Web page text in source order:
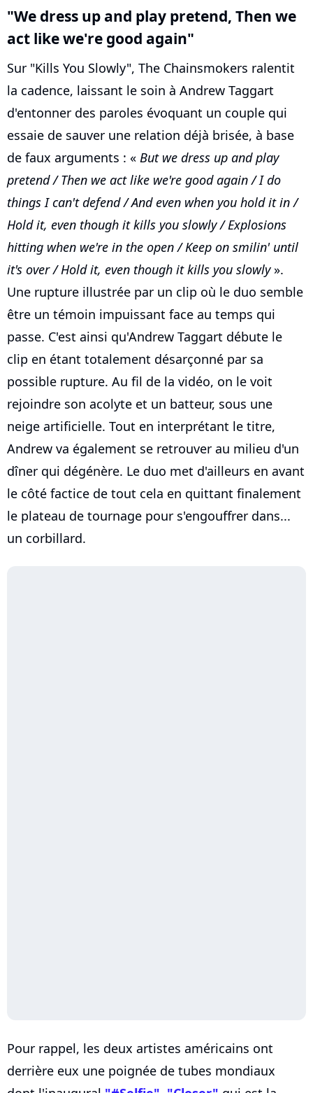
"We dress up and play pretend, Then we
act like we're good again"
Sur "Kills You Slowly", The Chainsmokers ralentit
la cadence, laissant le soin à Andrew Taggart
d'entonner des paroles évoquant un couple qui
essaie de sauver une relation déjà brisée, à base
de faux arguments : « But we dress up and play
pretend / Then we act like we're good again / I do
things I can't defend / And even when you hold it in /
Hold it, even though it kills you slowly / Explosions
hitting when we're in the open / Keep on smilin' until
it's over / Hold it, even though it kills you slowly».
Une rupture illustrée par un clip où le duo semble
être un témoin impuissant face au temps qui
passe. C'est ainsi qu'Andrew Taggart débute le
clip en étant totalement désarçonné par sa
possible rupture. Au fil de la vidéo, on le voit
rejoindre son acolyte et un batteur, sous une
neige artificielle. Tout en interprétant le titre,
Andrew va également se retrouver au milieu d'un
dîner qui dégénère. Le duo met d'ailleurs en avant
le côté factice de tout cela en quittant finalement
le plateau de tournage pour s'engouffrer dans...
un corbillard.
Pour rappel, les deux artistes américains ont
derrière eux une poignée de tubes mondiaux